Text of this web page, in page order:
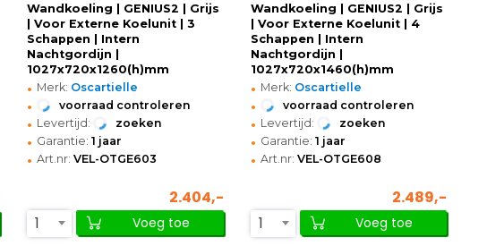
Wandkoeling | GENIUS2 | Grijs
| Voor Externe Koelunit | 3
Schappen | Intern
Nachtgordijn |
1027x720x1260(h)mm
• Merk: Oscartielle
• voorraad controleren
• Levertijd: zoeken
• Garantie: 1 jaar
• Art.nr: VEL-OTGE603
2.404,-
1
Voeg toe
Wandkoeling | GENIUS2 | Grijs
| Voor Externe Koelunit | 4
Schappen | Intern
Nachtgordijn |
1027x720x1460(h)mm
• Merk: Oscartielle
• voorraad controleren
• Levertijd: zoeken
• Garantie: 1 jaar
• Art.nr: VEL-OTGE608
2.489,-
1
Voeg toe